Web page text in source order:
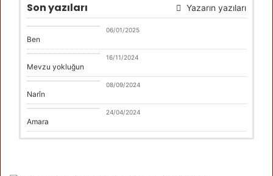
Son yazıları Yazarın yazıları
06/01/2025
Ben
Mehmet Gezen
16/11/2024
Mevzu yokluğun
Kategori edilmemis
08/09/2024
Narîn
Mehmet Gezen
24/04/2024
Amara